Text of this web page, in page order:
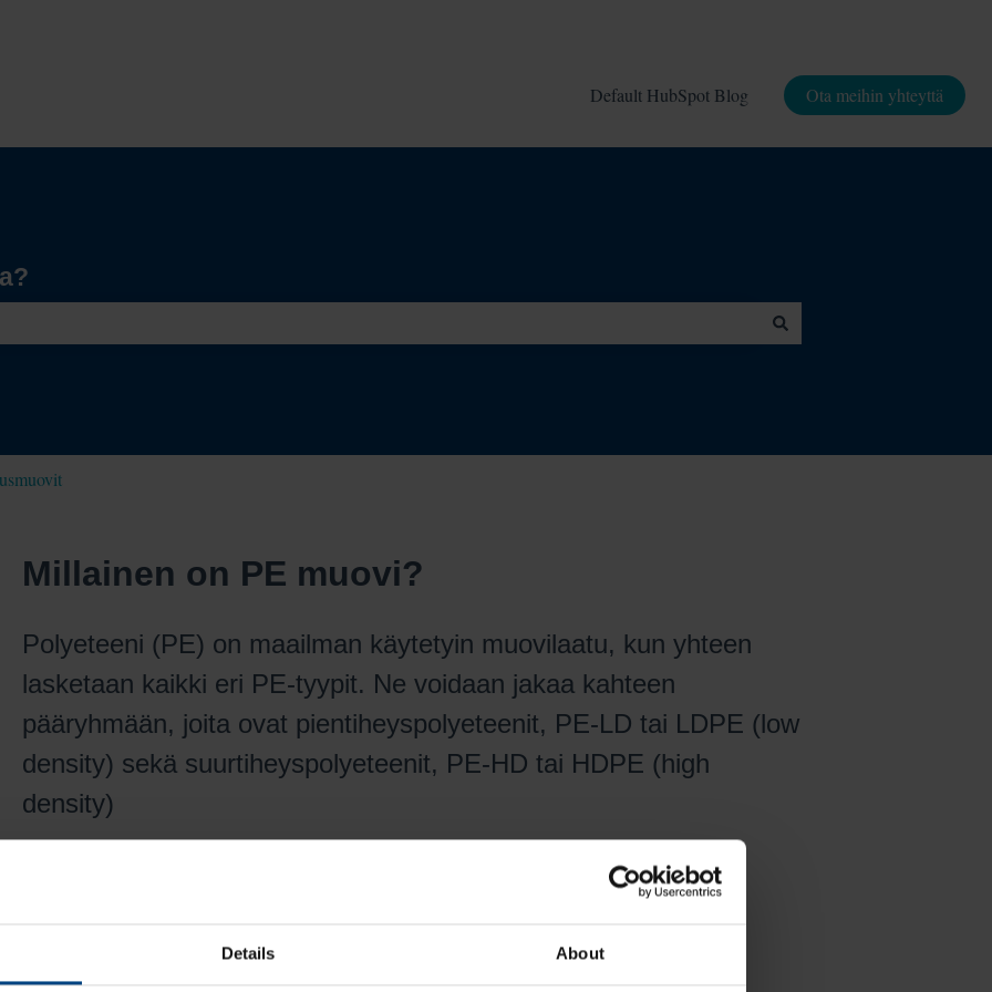
Details About
Default HubSpot Blog Ota meihin yhteyttä
Millainen on PE muovi?
Polyeteeni (PE) on maailman käytetyin muovilaatu, kun yhteen
lasketaan kaikki eri PE-tyypit. Ne voidaan jakaa kahteen
pääryhmään, joita ovat pientiheyspolyeteenit, PE-LD tai LDPE (low
density) sekä suurtiheyspolyeteenit, PE-HD tai HDPE (high
density)